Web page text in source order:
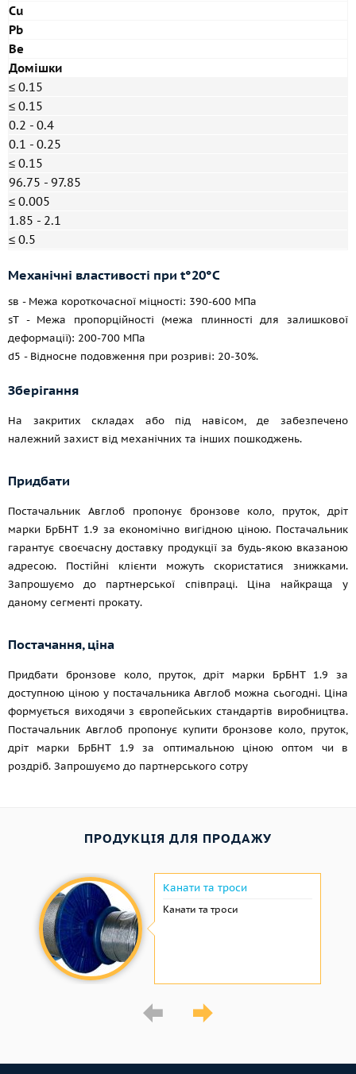
Cu
Pb
Be
Домішки
≤ 0.15
≤ 0.15
0.2 - 0.4
0.1 - 0.25
≤ 0.15
96.75 - 97.85
≤ 0.005
1.85 - 2.1
≤ 0.5
Механічні властивості при t°20°C
sв - Межа короткочасної міцності: 390-600 МПа
sT - Межа пропорційності (межа плинності для залишкової
деформації): 200-700 МПа
d5 - Відносне подовження при розриві: 20-30%.
Зберігання
На закритих складах або під навісом, де забезпечено
належний захист від механічних та інших пошкоджень.
Придбати
Постачальник Авглоб пропонує бронзове коло, пруток, дріт
марки БрБНТ 1.9 за економічно вигідною ціною. Постачальник
гарантує своєчасну доставку продукції за будь-якою вказаною
адресою. Постійні клієнти можуть скористатися знижками.
Запрошуємо до партнерської співпраці. Ціна найкраща у
даному сегменті прокату.
Постачання, ціна
Придбати бронзове коло, пруток, дріт марки БрБНТ 1.9 за
доступною ціною у постачальника Авглоб можна сьогодні. Ціна
формується виходячи з європейських стандартів виробництва.
Постачальник Авглоб пропонує купити бронзове коло, пруток,
дріт марки БрБНТ 1.9 за оптимальною ціною оптом чи в
роздріб. Запрошуємо до партнерського сотру
ПРОДУКЦІЯ ДЛЯ ПРОДАЖУ
Канати та троси
Канати та троси